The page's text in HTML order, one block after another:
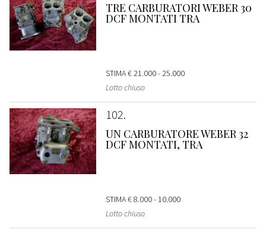
TRE CARBURATORI WEBER 30
DCF MONTATI TRA
STIMA€ 21.000 - 25.000
Lotto chiuso
102
UN CARBURATORE WEBER 32
DCF MONTATI, TRA
STIMA€ 8.000 - 10.000
Lotto chiuso